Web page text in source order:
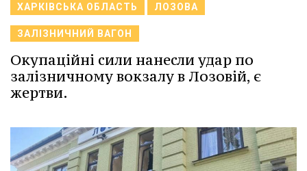
ХАРКІВСЬКА ОБЛАСТЬ ЛОЗОВА
ЗАЛІЗНИЧНИЙ ВАГОН
Окупаційні сили нанесли удар по
залізничному вокзалу в Лозовій, є
жертви.